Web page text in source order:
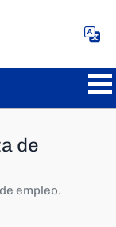
de
empleo.